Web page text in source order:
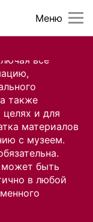
все
также
целях и для
материалов
с музеем.
может быть
в любой
Меню